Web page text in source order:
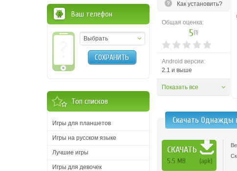
Как установить?
Общая оценка:
5(1)
Android версии:
2.1 и выше
Показать все
Скачать Однажды
СКАЧАТЬ
5.5 MB (apk)
Ваш телефон
Выбрать
СОХРАНИТЬ
Топ списков
Игры для планшетов
Игры на русском языке
Лучшие игры
Игры для девочек